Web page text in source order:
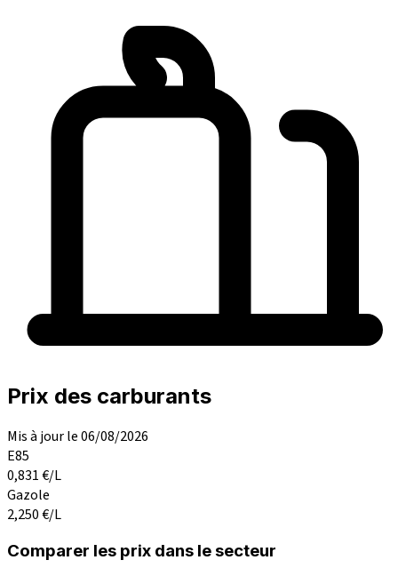
Prix des carburants
Mis à jour le 06/08/2026
E85
0,831€/L
Gazole
2,250€/L
Comparer les prix dans le secteur